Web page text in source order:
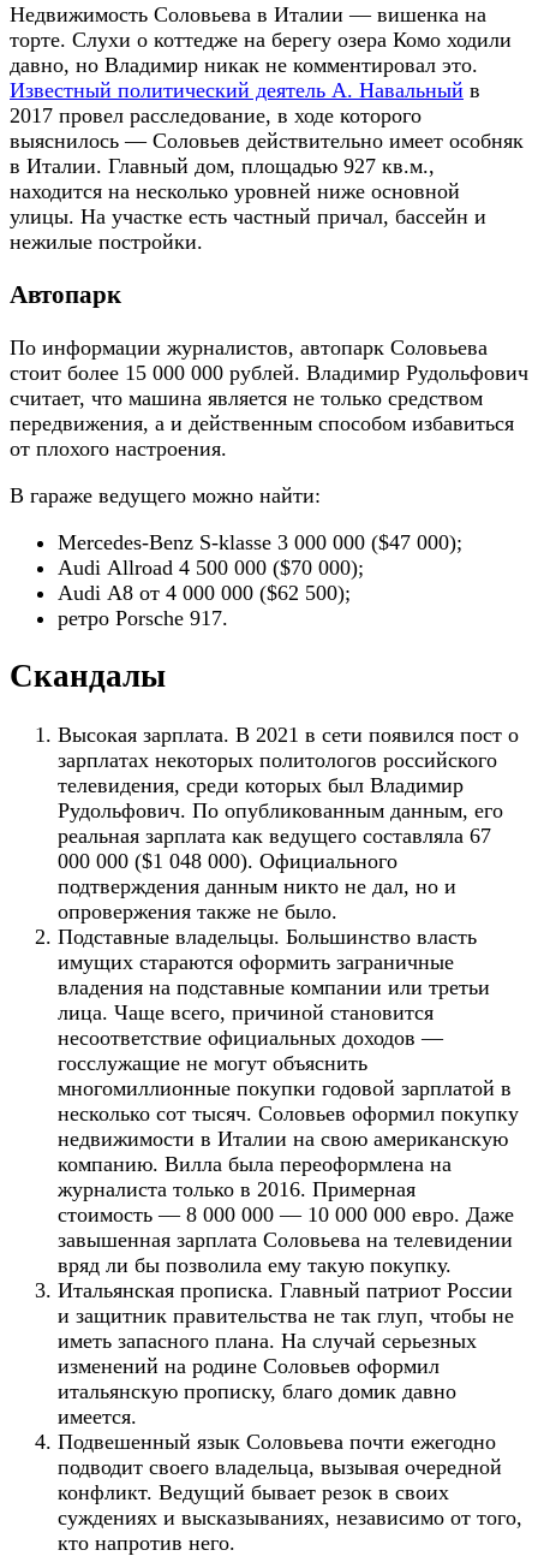
Недвижимость Соловьева в Италии — вишенка на
торте. Слухи о коттедже на берегу озера Комо ходили
давно, но Владимир никак не комментировал это.
Известный политический деятель А. Навальный в
2017 провел расследование, в ходе которого
выяснилось — Соловьев действительно имеет особняк
в Италии. Главный дом, площадью 927 кв.м.,
находится на несколько уровней ниже основной
улицы. На участке есть частный причал, бассейн и
нежилые постройки.
Автопарк
По информации журналистов, автопарк Соловьева
стоит более 15 000 000 рублей. Владимир Рудольфович
считает, что машина является не только средством
передвижения, а и действенным способом избавиться
от плохого настроения.
В гараже ведущего можно найти:
Mercedes-Benz S-klasse 3 000 000 ($47 000);
Audi Allroad 4 500 000 ($70 000);
Audi A8 от 4 000 000 ($62 500);
ретро Porsche 917.
Скандалы
Высокая зарплата. В 2021 в сети появился пост о
зарплатах некоторых политологов российского
телевидения, среди которых был Владимир
Рудольфович. По опубликованным данным, его
реальная зарплата как ведущего составляла 67
000 000 ($1 048 000). Официального
подтверждения данным никто не дал, но и
опровержения также не было.
Подставные владельцы. Большинство власть
имущих стараются оформить заграничные
владения на подставные компании или третьи
лица. Чаще всего, причиной становится
несоответствие официальных доходов —
госслужащие не могут объяснить
многомиллионные покупки годовой зарплатой в
несколько сот тысяч. Соловьев оформил покупку
недвижимости в Италии на свою американскую
компанию. Вилла была переоформлена на
журналиста только в 2016. Примерная
стоимость — 8 000 000 — 10 000 000 евро. Даже
завышенная зарплата Соловьева на телевидении
вряд ли бы позволила ему такую покупку.
Итальянская прописка. Главный патриот России
и защитник правительства не так глуп, чтобы не
иметь запасного плана. На случай серьезных
изменений на родине Соловьев оформил
итальянскую прописку, благо домик давно
имеется.
Подвешенный язык Соловьева почти ежегодно
подводит своего владельца, вызывая очередной
конфликт. Ведущий бывает резок в своих
суждениях и высказываниях, независимо от того,
кто напротив него.